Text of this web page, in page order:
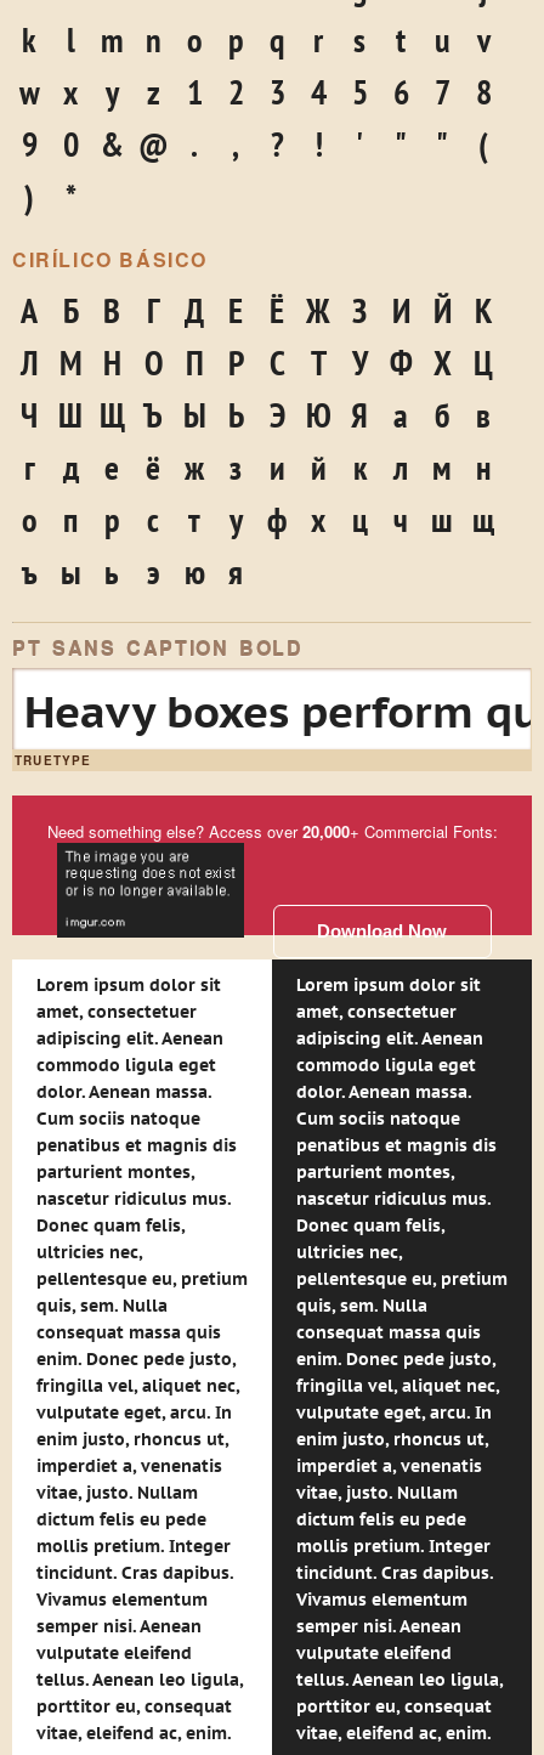
k
l m n o p q r s t u
v
w x y z 1 2 3 4 5 6 7
8
9
0 & @ . , ? ! ' " "
(
)
*
CIRÍLICO BÁSICO
А Б В Г Д Е Ё Ж З И Й К
Л М Н О П Р С Т У Ф Х Ц
Ч Ш Щ Ъ Ы Ь Э Ю Я а б
в
г
д е ё ж з и й к л м н
о
п р с т у ф х ц ч ш щ
ъ ы ь э ю я
PT SANS CAPTION BOLD
Heavy boxes perform
TRUETYPE
Need something else? Access over20,000+ Commercial Fonts:
Download Now
Lorem ipsum dolor sit
amet, consectetuer
adipiscing elit. Aenean
commodo ligula eget
dolor. Aenean massa.
Cum sociis natoque
penatibus et magnis dis
parturient montes,
nascetur ridiculus mus.
Donec quam felis,
ultricies nec,
pellentesque eu, pretium
quis, sem. Nulla
consequat massa quis
enim. Donec pede justo,
fringilla vel, aliquet nec,
vulputate eget, arcu. In
enim justo, rhoncus ut,
imperdiet a, venenatis
vitae, justo. Nullam
dictum felis eu pede
mollis pretium. Integer
tincidunt. Cras dapibus.
Vivamus elementum
semper nisi. Aenean
vulputate eleifend
tellus. Aenean leo ligula,
porttitor eu, consequat
vitae, eleifend ac, enim.
Lorem ipsum dolor sit
amet, consectetuer
adipiscing elit. Aenean
commodo ligula eget
dolor. Aenean massa.
Cum sociis natoque
penatibus et magnis dis
parturient montes,
nascetur ridiculus mus.
Donec quam felis,
ultricies nec,
pellentesque eu, pretium
quis, sem. Nulla
consequat massa quis
enim. Donec pede justo,
fringilla vel, aliquet nec,
vulputate eget, arcu. In
enim justo, rhoncus ut,
imperdiet a, venenatis
vitae, justo. Nullam
dictum felis eu pede
mollis pretium. Integer
tincidunt. Cras dapibus.
Vivamus elementum
semper nisi. Aenean
vulputate eleifend
tellus. Aenean leo ligula,
porttitor eu, consequat
vitae, eleifend ac, enim.